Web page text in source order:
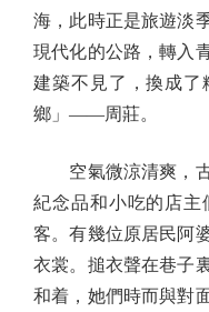
海，此時正是旅遊淡
現代化的公路，轉入
建築不見了，換成了
鄉」——周莊。
空氣微涼清爽，古
紀念品和小吃的店主
客。有幾位原居民阿
衣裳。搥衣聲在巷子
和着，她們時而與對